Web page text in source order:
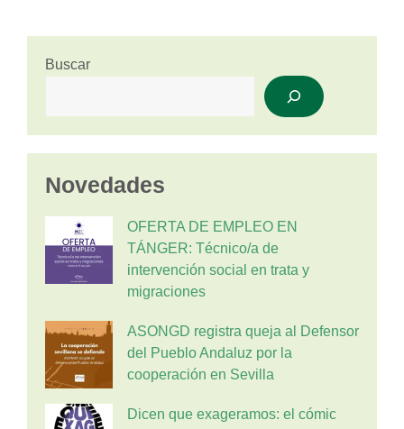
Buscar
Novedades
OFERTA DE EMPLEO EN
TÁNGER: Técnico/a de
intervención social en trata y
migraciones
ASONGD registra queja al Defensor
del Pueblo Andaluz por la
cooperación en Sevilla
Dicen que exageramos: el cómic